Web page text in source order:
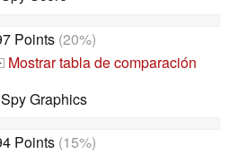
Points(20%)
Mostrar tabla de comparación
Graphics
Points(15%)